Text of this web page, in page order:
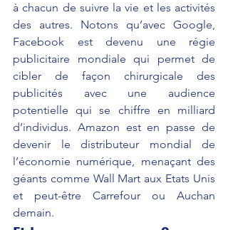
à chacun de suivre la vie et les activités
des autres. Notons qu’avec Google,
Facebook est devenu une régie
publicitaire mondiale qui permet de
cibler de façon chirurgicale des
publicités avec une audience
potentielle qui se chiffre en milliard
d’individus. Amazon est en passe de
devenir le distributeur mondial de
l’économie numérique, menaçant des
géants comme Wall Mart aux Etats Unis
et peut-être Carrefour ou Auchan
demain.